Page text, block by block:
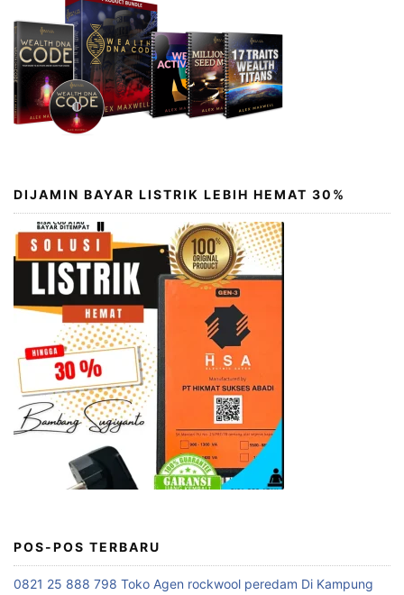
DIJAMIN BAYAR LISTRIK LEBIH HEMAT 30%
POS-POS TERBARU
0821 25 888 798 Toko Agen rockwool peredam Di Kampung